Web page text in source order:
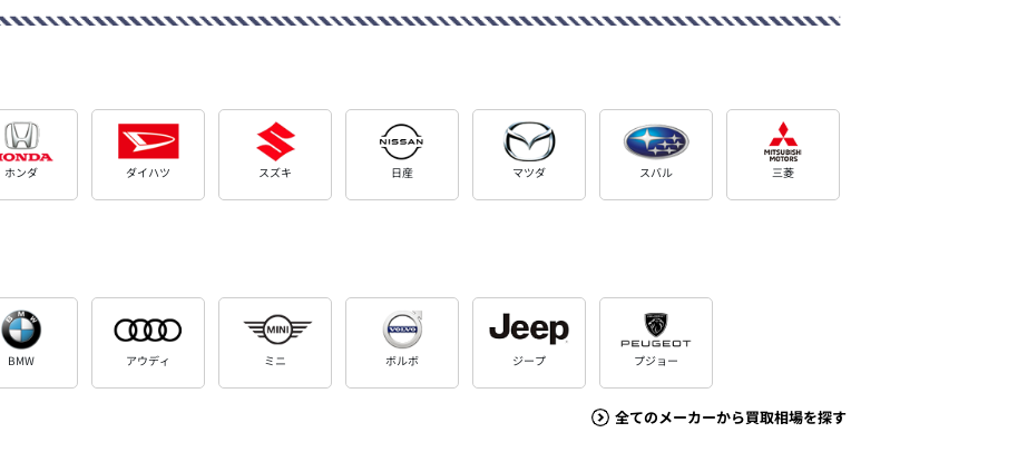
ホンダ ダイハツ スズキ 日産 マツダ スバル 三菱
BMW アウディ ミニ ボルボ ジープ プジョー
全てのメーカーから買取相場を探す